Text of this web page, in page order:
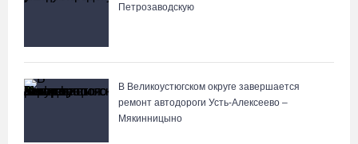
Петрозаводскую
В Великоустюгском округе завершается
ремонт автодороги Усть-Алексеево –
Мякинницыно